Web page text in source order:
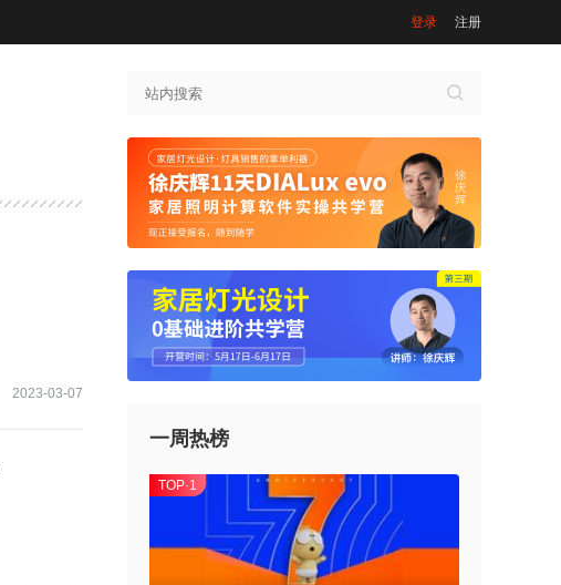
登录 注册
2023-03-07
一周热榜
TOP·1